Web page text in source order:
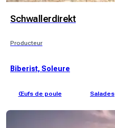
Schwallerdirekt
Producteur
Biberist, Soleure
Œufs de poule Salades